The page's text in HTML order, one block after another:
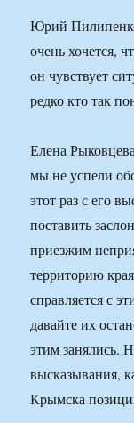
Юрий
очень хочется,
он чувствует
редко кто так
Елена
мы не успели
этот раз с его
поставить
приезжим
территорию
справляется с
давайте их
этим занялись.
высказывания,
Крымска